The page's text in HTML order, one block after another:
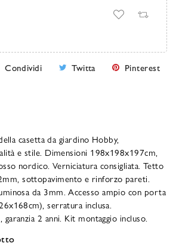
Condividi Twitta Pinterest
casetta da giardino Hobby,
e stile. Dimensioni 198x198x197cm,
nordico. Verniciatura consigliata. Tetto
sottopavimento e rinforzo pareti.
da 3mm. Accesso ampio con porta
serratura inclusa.
2 anni. Kit montaggio incluso.